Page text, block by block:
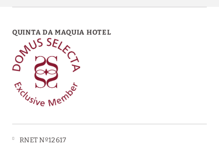
QUINTA DA MAQUIA HOTEL
RNET Nº12617